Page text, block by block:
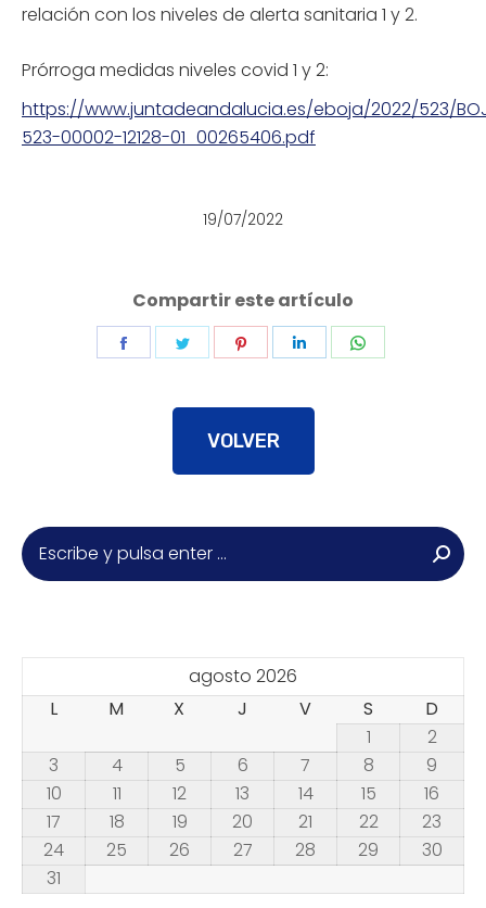
relación con los niveles de alerta sanitaria 1 y 2.
Prórroga medidas niveles covid 1 y 2:
https://www.juntadeandalucia.es/eboja/2022/523/
523-00002-12128-01_00265406.pdf
19/07/2022
Compartir este artículo
Share
Facebook
Share
Twitter
Share
Pinterest
Share
LinkedIn
VOLVER
Buscar:
agosto 2026
L
M X J V S
D
1
2
3
4 5 6 7 8
9
10
11 12 13 14 15
16
17
18 19 20 21 22
23
24
25 26 27 28 29
30
31